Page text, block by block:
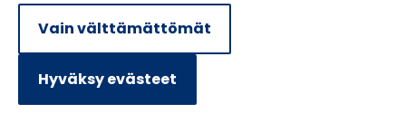
Yhteystiedot
Vain välttämättömät
Hyväksy evästeet